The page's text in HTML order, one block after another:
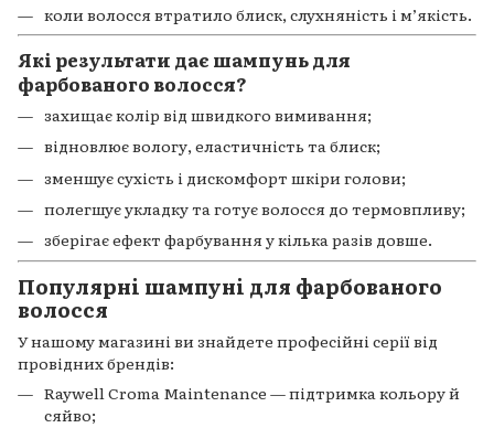
коли волосся втратило блиск, слухняність і м’якість.
Які результати дає шампунь для
фарбованого волосся?
захищає колір від швидкого вимивання;
відновлює вологу, еластичність та блиск;
зменшує сухість і дискомфорт шкіри голови;
полегшує укладку та готує волосся до термовпливу;
зберігає ефект фарбування у кілька разів довше.
Популярні шампуні для фарбованого
волосся
У нашому магазині ви знайдете професійні серії від
провідних брендів:
Raywell Croma Maintenance — підтримка кольору й
сяйво;